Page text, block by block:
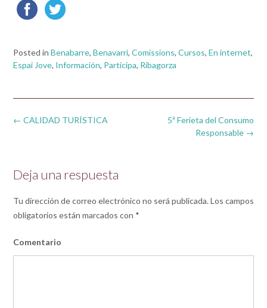
Posted in Benabarre, Benavarri, Comissions, Cursos, En internet,
Espai Jove, Información, Participa, Ribagorza
Post
5ª Ferieta del Consumo
Responsable →
← CALIDAD TURÍSTICA
Deja una respuesta
Tu dirección de correo electrónico no será publicada. Los campos
obligatorios están marcados con *
Comentario